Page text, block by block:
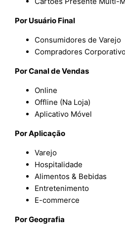
Por Usuário Final
Consumidores de Varejo
Compradores
Por Canal de Vendas
Online
Offline (Na Loja)
Aplicativo Móvel
Por Aplicação
Varejo
Hospitalidade
Alimentos & Bebidas
Entretenimento
E-commerce
PorGeografia